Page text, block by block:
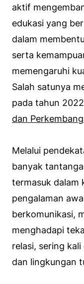
aktif
edukasi yang
dalam
serta
memengaruhi
Salah satunya
pada tahun
dan
Melalui
banyak
termasuk dalam
pengalaman
berkomunikasi,
menghadapi
relasi, sering
dan lingkungan